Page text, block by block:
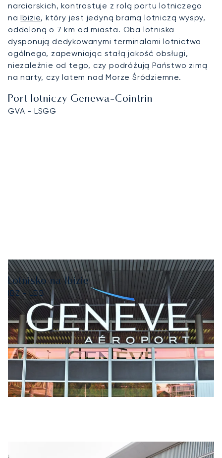
narciarskich, kontrastuje z rolą portu lotniczego
naIbizie, który jest jedyną bramą lotniczą wyspy,
oddaloną o 7 km od miasta. Oba lotniska
dysponują dedykowanymi terminalami lotnictwa
ogólnego, zapewniając stałą jakość obsługi,
niezależnie od tego, czy podróżują Państwo zimą
na narty, czy latem nad Morze Śródziemne.
Port lotniczy Genewa-Cointrin
GVA - LSGG
Lotnisko na Ibizie
IBZ - LEIB